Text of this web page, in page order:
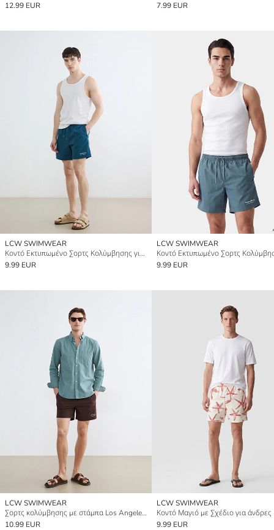
12.99 EUR
7.99 EUR
LCW SWIMWEAR
Κοντό Εκτυπωμένο Σορτς Κολύμβησης για άνδρες
9.99 EUR
LCW SWIMWEAR
9.99 EUR
LCW SWIMWEAR
Σορτς κολύμβησης με στάμπα Los Angeles για άνδρες
10.99 EUR
LCW SWIMWEAR
Κοντό Μαγιό με Σχέδιο για άνδρες
9.99 EUR